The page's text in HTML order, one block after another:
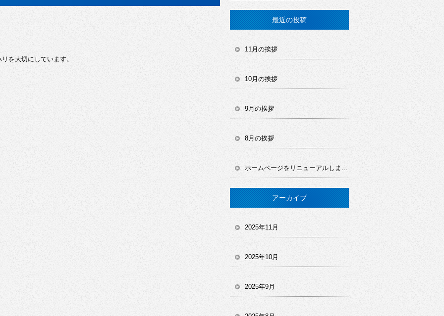
を大切にしています。
最近の投稿
11月の挨拶
10月の挨拶
9月の挨拶
8月の挨拶
ホームページをリニューアルしました！
アーカイブ
2025年11月
2025年10月
2025年9月